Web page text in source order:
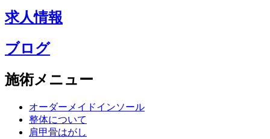
求人情報
ブログ
施術メニュー
オーダーメイドインソール
整体について
肩甲骨はがし